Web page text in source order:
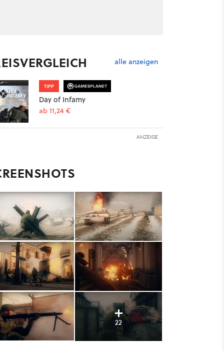
alle anzeigen
TIPP
Day of Infamy
ab 11,24 €
ANZEIGE
22